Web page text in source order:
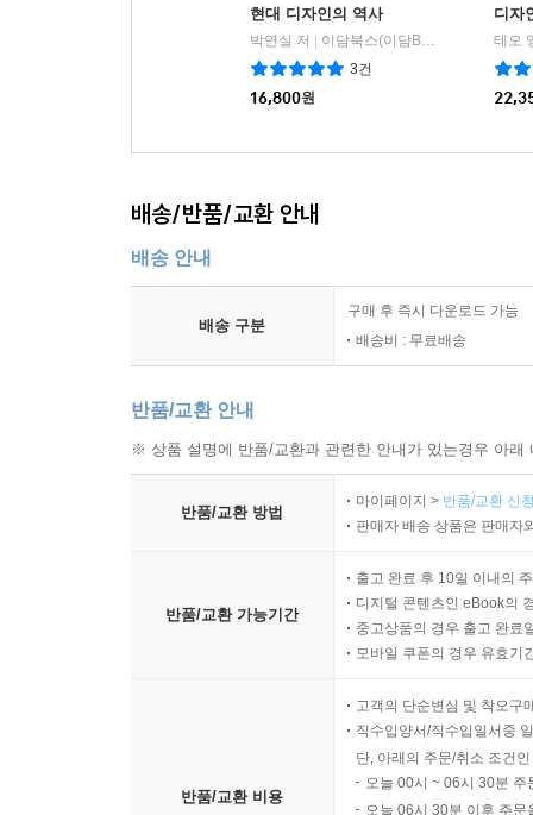
현대 디자인의 역사
박연실 저 | 이담북스(이담Books)
3건
16,800원
디자
테오
배송/반품/교환 안내
배송 안내
배송 구분
구매 후 즉시 다운로드 가능
배송비 : 무료배송
반품/교환 안내
※ 상품 설명에 반품/교환과 관련한 안내가 있는경우 아
반품/교환 방법
마이페이지 > 반품/교환 신
판매자 배송 상품은 판매자
반품/교환 가능기간
출고 완료 후 10일 이내의
디지털 콘텐츠인 eBook의
중고상품의 경우 출고 완료
모바일 쿠폰의 경우 유효기
반품/교환 비용
고객의 단순변심 및 착오구
직수입양서/직수입일서중
단, 아래의 주문/취소 조건
오늘 00시 ~ 06시 30분
오늘 06시 30분 이후 주